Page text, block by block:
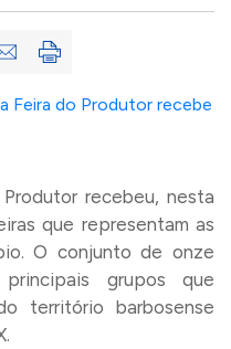
recebeu, nesta
que representam as
O conjunto de onze
grupos que
território barbosense